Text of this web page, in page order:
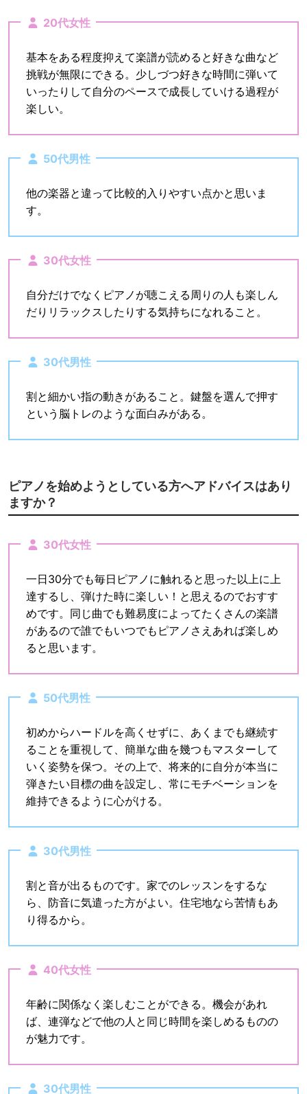
20代女性
基本をある程度抑えて楽譜が読めると好きな曲など
挑戦が無限にできる。少しづつ好きな時間に弾いて
いったりして自分のペースで成長していける過程が
楽しい。
50代男性
他の楽器と違って比較的入りやすい点かと思いま
す。
30代女性
自分だけでなくピアノが聴こえる周りの人も楽しん
だりリラックスしたりする気持ちになれること。
30代男性
割と細かい指の動きがあること。鍵盤を選んで押す
という脳トレのような面白みがある。
ピアノを始めようとしている方へアドバイスはあり
ますか？
30代女性
一日30分でも毎日ピアノに触れると思った以上に上
達するし、弾けた時に楽しい！と思えるのでおすす
めです。同じ曲でも難易度によってたくさんの楽譜
があるので誰でもいつでもピアノさえあれば楽しめ
ると思います。
50代男性
初めからハードルを高くせずに、あくまでも継続す
ることを重視して、簡単な曲を幾つもマスターして
いく姿勢を保つ。その上で、将来的に自分が本当に
弾きたい目標の曲を設定し、常にモチベーションを
維持できるように心がける。
30代男性
割と音が出るものです。家でのレッスンをするな
ら、防音に気遣った方がよい。住宅地なら苦情もあ
り得るから。
40代女性
年齢に関係なく楽しむことができる。機会があれ
ば、連弾などで他の人と同じ時間を楽しめるものの
が魅力です。
30代男性